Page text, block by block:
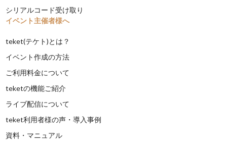
シリアルコード受け取り
イベント主催者様へ
teket(テケト)とは？
イベント作成の方法
ご利用料金について
teketの機能ご紹介
ライブ配信について
teket利用者様の声・導入事例
資料・マニュアル